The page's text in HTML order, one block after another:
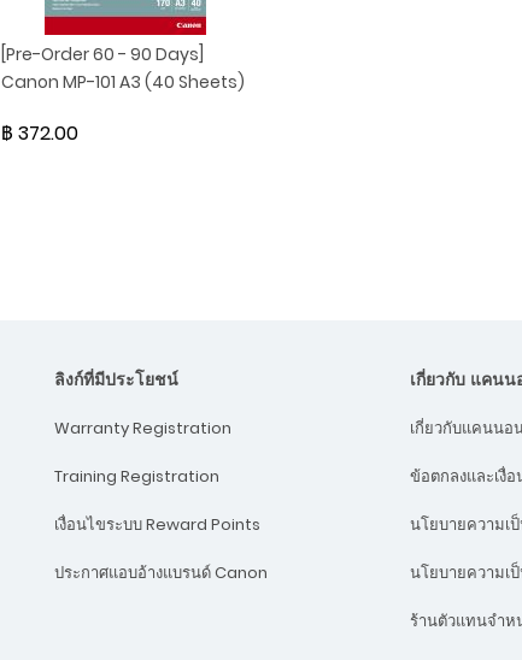
[Pre-Order 60 - 90 Days]
Canon MP-101 A3 (40 Sheets)
฿ 372.00
ลิงก์ที่มีประโยชน์
Warranty Registration
Training Registration
เงื่อนไขระบบ Reward Points
ประกาศแอบอ้างแบรนด์ Canon
เกี่ยวกับ แคนน
เกี่ยวกับแคนนอ
ข้อตกลงและเงื่อ
นโยบายความเ
นโยบายความเ
ร้านตัวแทนจำห